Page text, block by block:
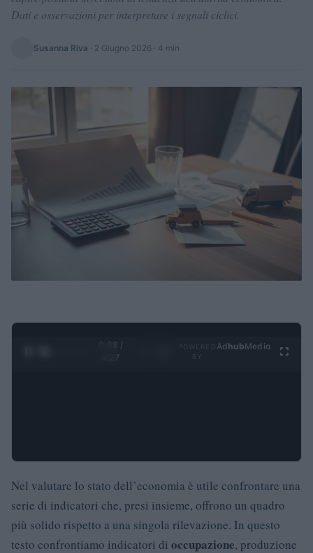
Dati e osservazioni per interpretare i segnali ciclici.
Susanna Riva · 2 Giugno 2026 · 4 min
0:29 /
4:27
Ad hubMedia
Nel valutare lo stato dell’economia è utile confrontare una
serie di indicatori che, presi insieme, offrono un quadro
più solido rispetto a una singola rilevazione. In questo
testo confrontiamo indicatori di occupazione, produzione